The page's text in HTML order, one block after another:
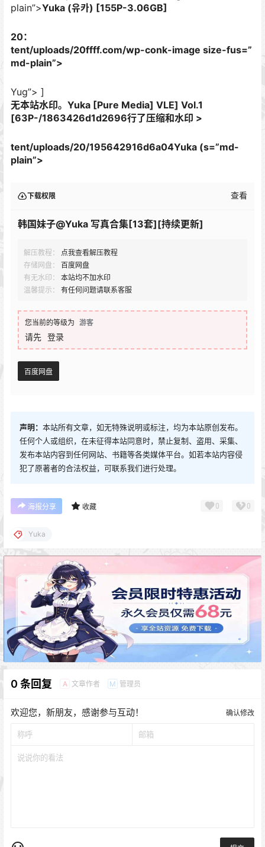
plain”>Yuka (유카) [155P-3.06GB]
20：
tent/uploads/20ffff.com/wp-conk-image size-fus=”
md-plain”>
Yug”> ]
无本站水印。Yuka [Pure Media] VLE] Vol.1
[63P-/1863426d1d2696行了压缩和水印 >
tent/uploads/20/195642916d6a04Yuka (s=”md-
plain”>
下载权限 查看
韩国妹子@Yuka 写真合集[13套][持续更新]
解压教程：
点我查看解压教程
存储网盘：
百度网盘
有无水印：
本站均不加水印
温馨提示：
有任何问题请联系客服
您当前的等级为 游客
请先 登录
百度网盘
声明： 本站所有文章，如无特殊说明或标注，均为本站原创发布。
任何个人或组织，在未征得本站同意时，禁止复制、盗用、采集、
发布本站内容到任何网站、书籍等各类媒体平台。如若本站内容侵
犯了原著者的合法权益，可联系我们进行处理。
海报分享 收藏 0 0
Yuka
0 条回复 A 文章作者 M 管理员
欢迎您，新朋友，感谢参与互动！ 确认修改